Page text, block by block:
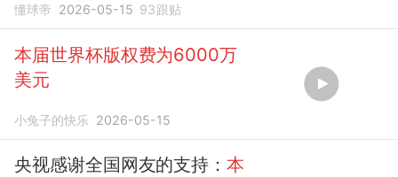
懂球帝 2026-05-15 93跟贴
本届世界杯版权费为6000万
美元
小兔子的快乐 2026-05-15
央视感谢全国网友的支持： 本